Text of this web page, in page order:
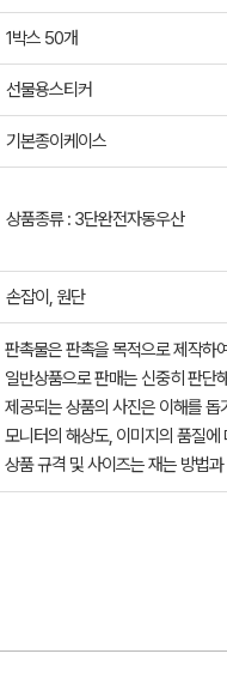
1박스 50개
선물용스티커
기본종이케이스
상품종류 : 3단완전자동우산
손잡이, 원단
판촉물은 판촉을 목적으로 제작하
일반상품으로 판매는 신중히 판단
제공되는 상품의 사진은 이해를
모니터의 해상도, 이미지의 품질
상품 규격 및 사이즈는 재는 방법